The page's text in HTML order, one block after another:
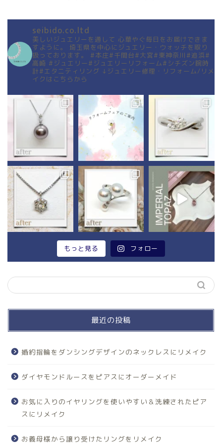
seibido.co.ltd
美しいジュエリーを通して 心華やぐ毎日をお届けできま
すように。
埼玉県を中心にジュエリー・ウォッチを取り
扱っております。
#本庄#千間台#大宮#東神奈川#追浜#
高崎 #ジュエリー#ジュエリーリフォーム#シチズン腕時
計#エタニティリング ↓ジュエリー修理・リフォーム/リメ
イクはこちらから
もっと見る フォロー
最近の投稿
婚約指輪をダンシングデザインのネックレスにリメイク
ダイヤモンドルースをピアスにオーダーメイド
お気に入りのイヤリングを使いやすい＆洗練されたピア
スにリメイク
お義母様から譲り受けたリングをリメイク